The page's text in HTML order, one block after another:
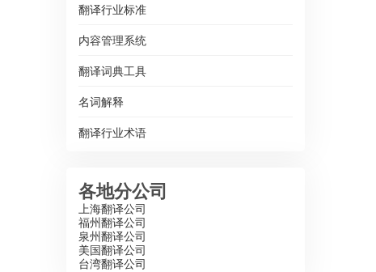
翻译行业标准
内容管理系统
翻译词典工具
名词解释
翻译行业术语
各地分公司
上海翻译公司
福州翻译公司
泉州翻译公司
美国翻译公司
台湾翻译公司